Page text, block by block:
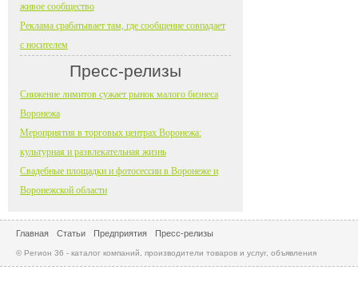
живое сообщество
Реклама срабатывает там, где сообщение совпадает
с носителем
Пресс-релизы
Снижение лимитов сужает рынок малого бизнеса
Воронежа
Мероприятия в торговых центрах Воронежа:
культурная и развлекательная жизнь
Свадебные площадки и фотосессии в Воронеже и
Воронежской области
Главная Статьи Предприятия Пресс-релизы
© Регион 36 - каталог компаний, производители товаров и услуг, объявления